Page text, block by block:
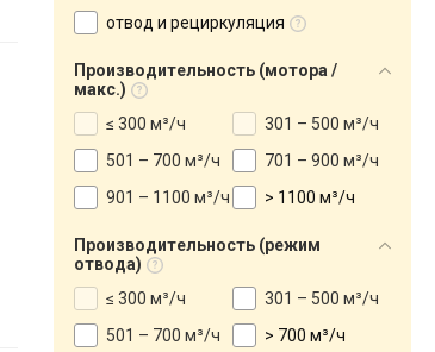
отвод и рециркуляция
Производительность (мотора /
макс.)
≤ 300 м³/ч
301 – 500 м³/ч
501 – 700 м³/ч
701 – 900 м³/ч
901 – 1100 м³/ч
> 1100 м³/ч
Производительность (режим
отвода)
≤ 300 м³/ч
301 – 500 м³/ч
501 – 700 м³/ч
> 700 м³/ч